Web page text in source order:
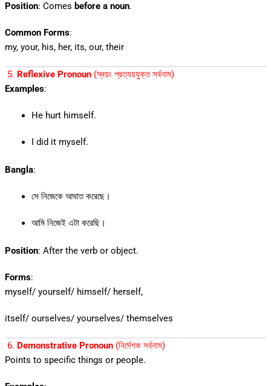
Position: Comes before a noun.
Common Forms:
my, your, his, her, its, our, their
5. Reflexive Pronoun(স্বয়ং প্রত্যয়যুক্ত সর্বনাম)
Examples:
He hurt himself.
I did it myself.
Bangla:
সে নিজেকে আঘাত করেছে।
আমি নিজেই এটা করেছি।
Position: After the verb or object.
Forms:
myself/ yourself/ himself/ herself,
itself/ ourselves/ yourselves/ themselves
6. Demonstrative Pronoun(নির্দেশক সর্বনাম)
Points to specific things or people.